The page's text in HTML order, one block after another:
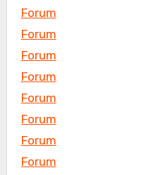
Forum
Forum
Forum
Forum
Forum
Forum
Forum
Forum